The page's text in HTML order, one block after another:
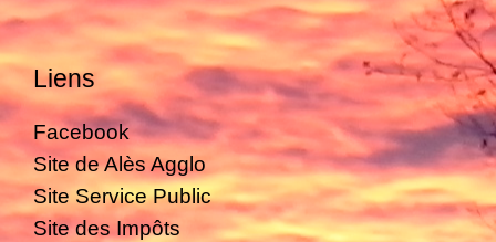
Liens
Facebook
Site de Alès Agglo
Site Service Public
Site des Impôts